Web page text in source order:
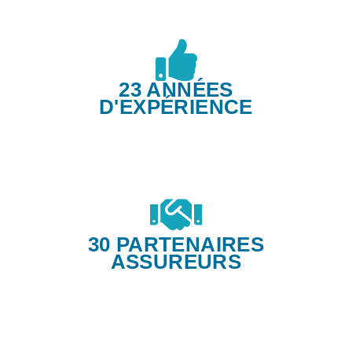
23 ANNÉES
D'EXPÉRIENCE
30 PARTENAIRES
ASSUREURS